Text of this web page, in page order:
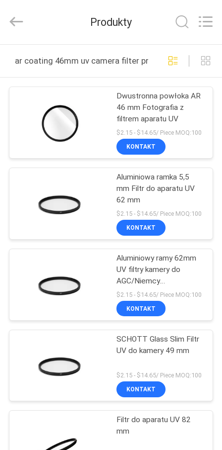
PRODUKTY
WYCIECZKA
FABRYCE
JAKOŚCI
SKONTAKTUJ
NAMI
POPROSIĆ
Technology
Ltd..
Reserved.
Produkty
ar coating 46mm uv camera filter produkcja online
Dwustronna powłoka AR
46 mm Fotografia z
filtrem aparatu UV
$2.15 - $14.65/ Piece MOQ:100
KONTAKT
Aluminiowa ramka 5,5
mm Filtr do aparatu UV
62 mm
$2.15 - $14.65/ Piece MOQ:100
KONTAKT
Aluminiowy ramy 62mm
UV filtry kamery do
AGC/Niemcy
SCHOTT/Corning Glass
$2.15 - $14.65/ Piece MOQ:100
KONTAKT
SCHOTT Glass Slim Filtr
UV do kamery 49 mm
$2.15 - $14.65/ Piece MOQ:100
KONTAKT
Filtr do aparatu UV 82
mm